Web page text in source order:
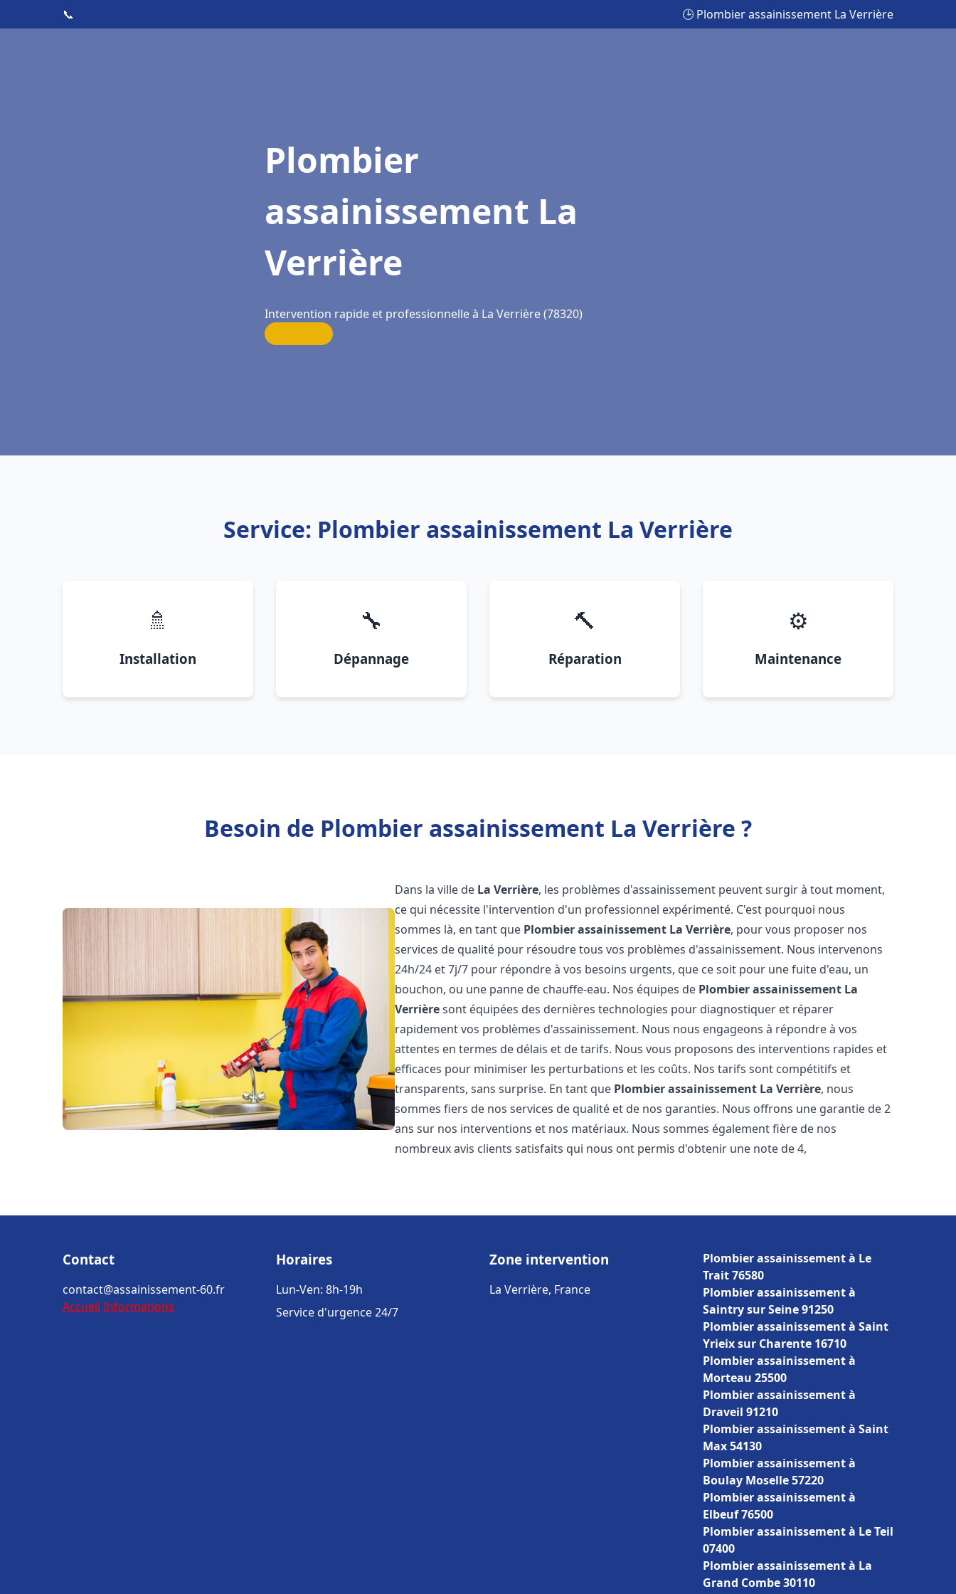
📞 🕒 Plombier assainissement La Verrière
Plombier
assainissement La
Verrière
Intervention rapide et professionnelle à La Verrière (78320)
Service: Plombier assainissement La Verrière
🚿
Installation
🔧
Dépannage
🔨
Réparation
⚙️
Maintenance
Besoin de Plombier assainissement La Verrière ?
Dans la ville de La Verrière, les problèmes d'assainissement peuvent surgir à tout moment,
ce qui nécessite l'intervention d'un professionnel expérimenté. C'est pourquoi nous
sommes là, en tant que Plombier assainissement La Verrière, pour vous proposer nos
services de qualité pour résoudre tous vos problèmes d'assainissement. Nous intervenons
24h/24 et 7j/7 pour répondre à vos besoins urgents, que ce soit pour une fuite d'eau, un
bouchon, ou une panne de chauffe-eau. Nos équipes de Plombier assainissement La
Verrièresont équipées des dernières technologies pour diagnostiquer et réparer
rapidement vos problèmes d'assainissement. Nous nous engageons à répondre à vos
attentes en termes de délais et de tarifs. Nous vous proposons des interventions rapides et
efficaces pour minimiser les perturbations et les coûts. Nos tarifs sont compétitifs et
transparents, sans surprise. En tant que Plombier assainissement La Verrière, nous
sommes fiers de nos services de qualité et de nos garanties. Nous offrons une garantie de 2
ans sur nos interventions et nos matériaux. Nous sommes également fière de nos
nombreux avis clients satisfaits qui nous ont permis d'obtenir une note de 4,
Contact
contact@assainissement-60.fr
Accueil Informations
Horaires
Lun-Ven: 8h-19h
Service d'urgence 24/7
Zone intervention
La Verrière, France
Plombier assainissement à Le
Trait 76580
Plombier assainissement à
Saintry sur Seine 91250
Plombier assainissement à Saint
Yrieix sur Charente 16710
Plombier assainissement à
Morteau 25500
Plombier assainissement à
Draveil 91210
Plombier assainissement à Saint
Max 54130
Plombier assainissement à
Boulay Moselle 57220
Plombier assainissement à
Elbeuf 76500
Plombier assainissement à Le Teil
07400
Plombier assainissement à La
Grand Combe 30110